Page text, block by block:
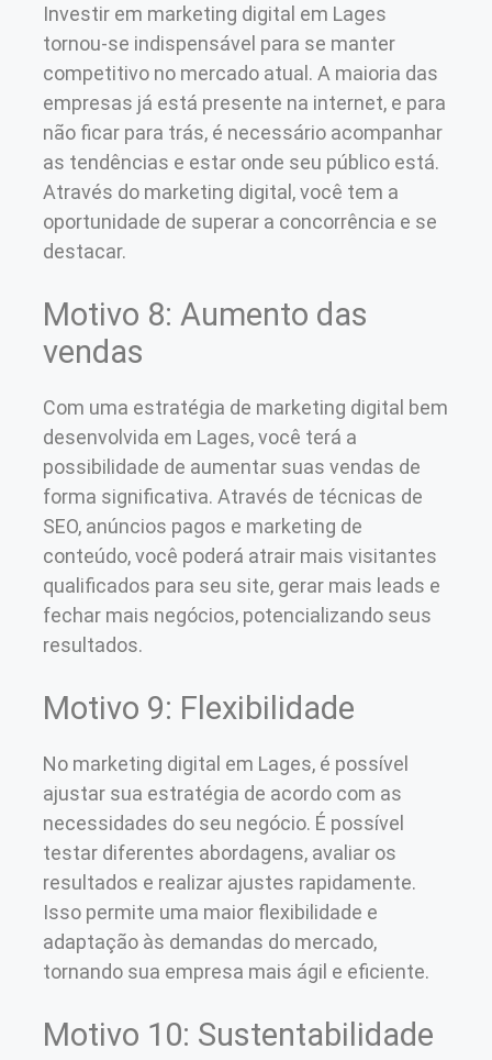
Investir em marketing digital em Lages
tornou-se indispensável para se manter
competitivo no mercado atual. A maioria das
empresas já está presente na internet, e para
não ficar para trás, é necessário acompanhar
as tendências e estar onde seu público está.
Através do marketing digital, você tem a
oportunidade de superar a concorrência e se
destacar.
Motivo 8: Aumento das
vendas
Com uma estratégia de marketing digital bem
desenvolvida em Lages, você terá a
possibilidade de aumentar suas vendas de
forma significativa. Através de técnicas de
SEO, anúncios pagos e marketing de
conteúdo, você poderá atrair mais visitantes
qualificados para seu site, gerar mais leads e
fechar mais negócios, potencializando seus
resultados.
Motivo 9: Flexibilidade
No marketing digital em Lages, é possível
ajustar sua estratégia de acordo com as
necessidades do seu negócio. É possível
testar diferentes abordagens, avaliar os
resultados e realizar ajustes rapidamente.
Isso permite uma maior flexibilidade e
adaptação às demandas do mercado,
tornando sua empresa mais ágil e eficiente.
Motivo 10: Sustentabilidade